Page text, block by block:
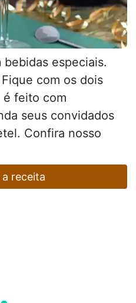
especiais.
com os dois
é feito com
seus convidados
Confira nosso
a receita